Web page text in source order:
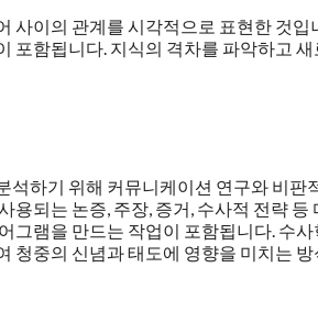
사이의 관계를 시각적으로 표현한 것입
포함됩니다. 지식의 격차를 파악하고
석하기 위해 커뮤니케이션 연구와 비판
용되는 논증, 주장, 증거, 수사적 전략
그램을 만드는 작업이 포함됩니다. 수
청중의 신념과 태도에 영향을 미치는